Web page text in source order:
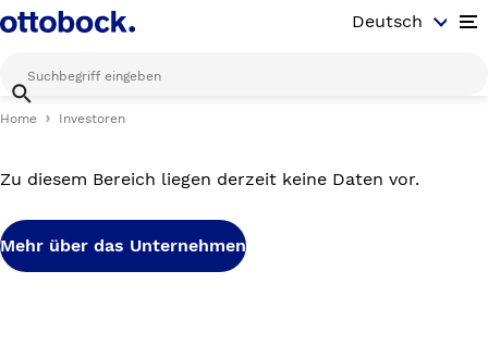
Deutsch
Home Investoren
Zu diesem Bereich liegen derzeit keine Daten vor.
Mehr über das Unternehmen